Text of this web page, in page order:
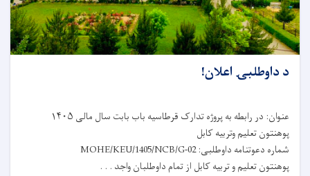
د داوطلبۍ اعلان!
عنوان: در رابطه به پروژه تدارک قرطاسیه باب بابت سال مالی ۱۴۰۵
پوهنتون تعلیم وتربیه کابل
شماره دعوتنامه داوطلبی: MOHE/KEU/1405/NCB/G-02
پوهنتون تعلیم و تربیه کابل از تمام داوطلبان واجد . . .